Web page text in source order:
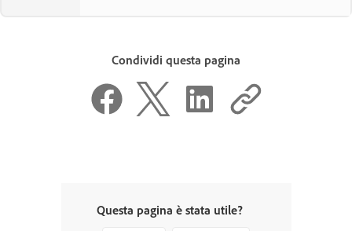
Condividi questa pagina
Questa pagina è stata utile?